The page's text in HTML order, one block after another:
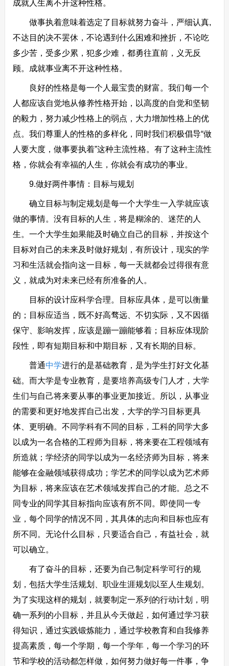
成就人生离不开这种性格。
做事执着意味着选定了目标就努力奋斗，严细认真,
不达目的决不罢休，不论遇到什么困难和挫折，不论吃
多少苦，受多少累，犯多少难，都勇往直前，义无反
顾。成就事业离不开这种性格。
良好的性格是每一个人最宝贵的财富。我们每一个
人都应该自觉地从修养性格开始，以高度的自觉和坚韧
的毅力，努力减少性格上的弱点，大力增加性格上的优
点。我们尊重人的性格的多样化，同时我们积极倡导“做
人要大度，做事要执着”这种主流性格。有了这种主流性
格，你就会有幸福的人生，你就会有成功的事业。
9.做好两件事情：目标与规划
确立目标与制定规划是每一个大学生一入学就应该
做的事情。没有目标的人生，将是糊涂的、迷茫的人
生。一个大学生如果能及时确立自己的目标，并按这个
目标对自己的未来及时做好规划，有所设计，现实的学
习和生活就会指向这一目标，每一天就都会过得很有意
义，就成为对未来已经有所准备的人。
目标的设计应科学合理。目标应具体，是可以衡量
的；目标应适当，既不好高骛远、不切实际，又不因循
保守、影响发挥，应该是蹦一蹦能够着；目标应体现阶
段性，即有短期目标和中期目标，又有长期的目标。
普通中学进行的是基础教育，是为学生打好文化基
础。而大学是专业教育，是要培养高级专门人才，大学
生们与自己将来要从事的事业更加接近。所以，从事业
的需要和更好地发挥自己出发，大学的学习目标更具
体、更明确。不同学科有不同的目标，工科的同学大多
以成为一名合格的工程师为目标，将来要在工程领域有
所造就；学经济的同学以成为一名经济师为目标，将来
能够在金融领域获得成功；学艺术的同学以成为艺术师
为目标，将来应该在艺术领域发挥自己的才能。总之不
同专业的同学其目标指向应该有所不同。即使同一专
业，每个同学的情况不同，其具体的志向和目标也应有
所不同。无论什么目标，只要适合自己，有益社会，就
可以确立。
有了奋斗的目标，还要为自己制定科学可行的规
划，包括大学生活规划、职业生涯规划以至人生规划。
为了实现这样的规划，就要制定一系列的行动计划，明
确一系列的小目标，并且从今天做起，如何通过学习获
得知识，通过实践锻炼能力，通过学校教育和自我修养
提高素质，每一个学期，每一个学年，每一个学习的环
节和学校的活动都怎样做，如何努力做好每一件事，争